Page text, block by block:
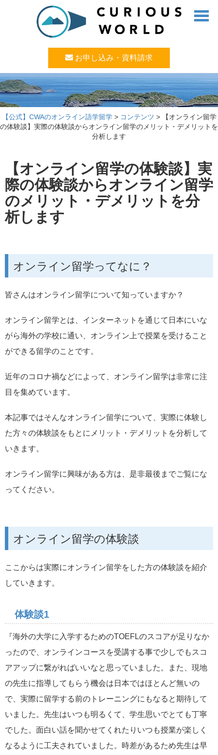
お申し込み・資料請求
【公式】CWAのオンライン語学留学> コンテンツ >
【オンライン留学
の体験談】実際の体験談からオンライン留学のメリット・デメリットを
分析します
【オンライン留学の体験談】実
際の体験談からオンライン留学
のメリット・デメリットを分
析します
オンライン留学ってなに？
皆さんはオンライン留学について知っていますか？
オンライン留学とは、インターネットを通じて日本にいな
がら海外の学校に通い、オンライン上で授業を受けること
ができる留学のことです。
近年のコロナ禍などによって、オンライン留学は非常に注
目を集めています。
本記事ではそんなオンライン留学について、実際に体験し
た方々の体験談をもとにメリット・デメリットを分析して
いきます。
オンライン留学に興味がある方は、是非最後までご覧にな
ってください。
オンライン留学の体験談
ここからは実際にオンライン留学をした方の体験談を紹介
していきます。
体験談1
『海外の大学に入学するためのTOEFLのスコアが足りなか
ったので、オンラインコースを受講する事で少しでもスコ
アアップに繋がればいいなと思っていました。また、現地
の先生に指導してもらう機会は日本ではほとんど無いの
で、実際に留学する前のトレーニングにもなると期待して
いました。先生はいつも明るくて、学生思いでとても丁寧
でした。面白い話を聞かせてくれたりいつも授業が楽しく
なるように工夫されていました。時差があるため先生は早